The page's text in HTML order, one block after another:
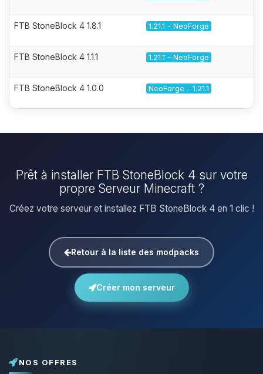
FTB StoneBlock 4 1.8.1 1.21.1 - NeoForge
FTB StoneBlock 4 1.1.1 1.21.1 - NeoForge
FTB StoneBlock 4 1.0.0 NeoForge - 1.21.1
Prêt à installer FTB StoneBlock 4 sur votre
propre Serveur Minecraft ?
Créez votre serveur et installez FTB StoneBlock 4 en 1 clic !
Retour à la liste des modpacks
Créer mon serveur
NOS OFFRES